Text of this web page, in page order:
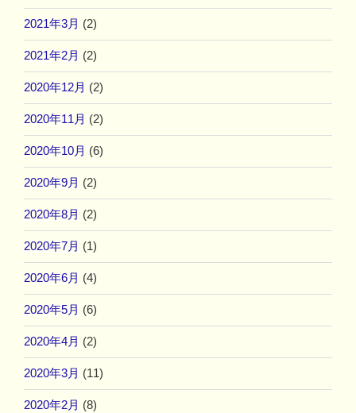
2021年3月 (2)
2021年2月 (2)
2020年12月 (2)
2020年11月 (2)
2020年10月 (6)
2020年9月 (2)
2020年8月 (2)
2020年7月 (1)
2020年6月 (4)
2020年5月 (6)
2020年4月 (2)
2020年3月 (11)
2020年2月 (8)